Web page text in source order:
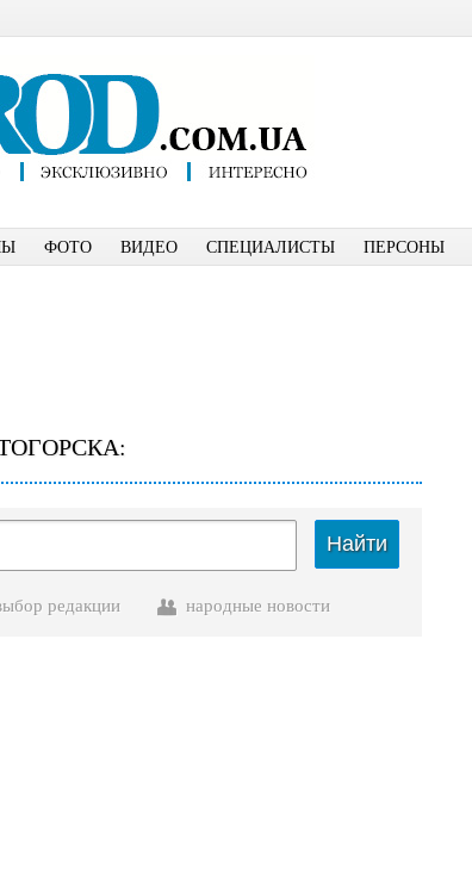
ФОТО ВИДЕО СПЕЦИАЛИСТЫ ПЕРСОНЫ
Найти
редакции народные новости